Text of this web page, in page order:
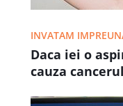
INVATAM
Daca iei o
cauza